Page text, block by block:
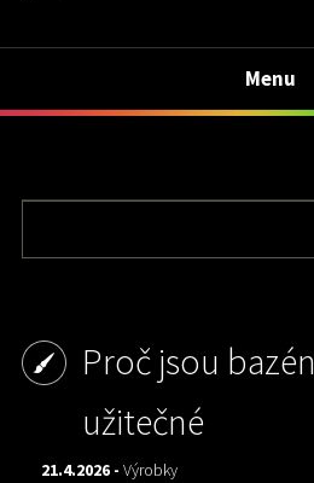
Menu
Proč jsou
užitečné
21.4.2026 -Výrobky